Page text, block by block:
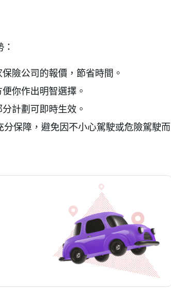
險公司的報價，節省時間。
你作出明智選擇。
計劃可即時生效。
保障，避免因不小心駕駛或危險駕駛而